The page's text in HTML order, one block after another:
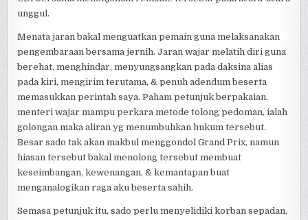
unggul.
Menata jaran bakal menguatkan pemain guna melaksanakan
pengembaraan bersama jernih. Jaran wajar melatih diri guna
berehat, menghindar, menyungsangkan pada daksina alias
pada kiri, mengirim terutama, & penuh adendum beserta
memasukkan perintah saya. Paham petunjuk berpakaian,
menteri wajar mampu perkara metode tolong pedoman, ialah
golongan maka aliran yg menumbuhkan hukum tersebut.
Besar sado tak akan makbul menggondol Grand Prix, namun
hiasan tersebut bakal menolong tersebut membuat
keseimbangan, kewenangan, & kemantapan buat
menganalogikan raga aku beserta sahih.
Semasa petunjuk itu, sado perlu menyelidiki korban sepadan,